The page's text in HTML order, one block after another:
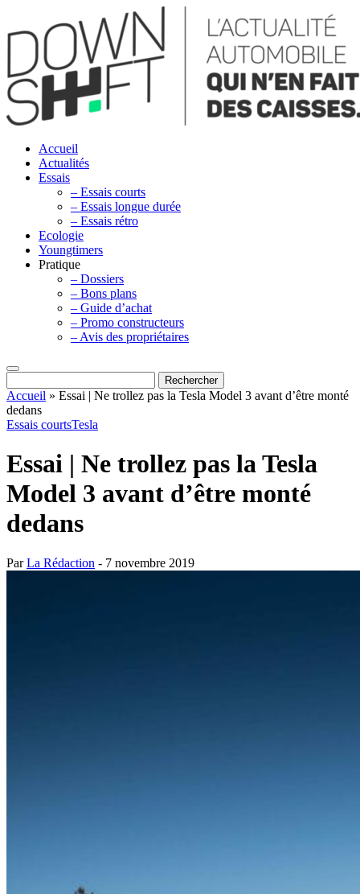
Accueil
Actualités
Essais
– Essais courts
– Essais longue durée
– Essais rétro
Ecologie
Youngtimers
Pratique
– Dossiers
– Bons plans
– Guide d’achat
– Promo constructeurs
– Avis des propriétaires
Accueil » Essai | Ne trollez pas la Tesla Model 3 avant d’être monté
dedans
Essais courtsTesla
Essai | Ne trollez pas la Tesla
Model 3 avant d’être monté
dedans
ParLa Rédaction - 7 novembre 2019